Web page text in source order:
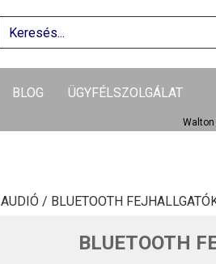
BLOG ÜGYFÉLSZOLGÁLAT
AUDIÓ / BLUETOOTH
BLUETOOTH